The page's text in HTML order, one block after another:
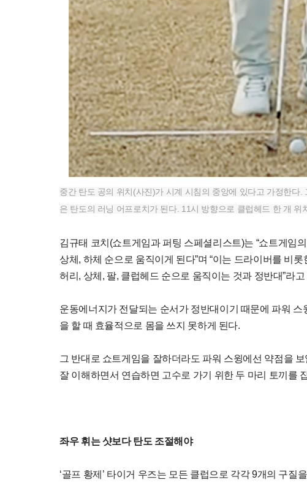
중간 탄도 공의 위치(사진)가 시계 시침의 중앙에 있다고 가정한
은 탄도의 러닝 어프로치가 된다. 11시 방향으로 클럽헤드 한 개
김규태 코치(쇼트게임과 퍼팅 스페셜리스트)는 “쇼트게임
상체, 하체 순으로 움직이게 된다”며 “이는 드라이버를 비
허리, 상체, 팔, 클럽헤드 순으로 움직이는 것과 정반대”라고
운동에너지가 전달되는 순서가 정반대이기 때문에 파워
을 할 때 효율적으로 몸을 쓰지 못하게 된다.
그 반대로 쇼트게임을 잘하더라도 파워 스윙에선 약점을
잘 이해하면서 연습하면 고수로 가기 위한 두 마리 토끼를
좌우 휘는 샷보다 탄도 조절해야
‘골프 황제’ 타이거 우즈는 모든 클럽으로 각각 9개의 구질